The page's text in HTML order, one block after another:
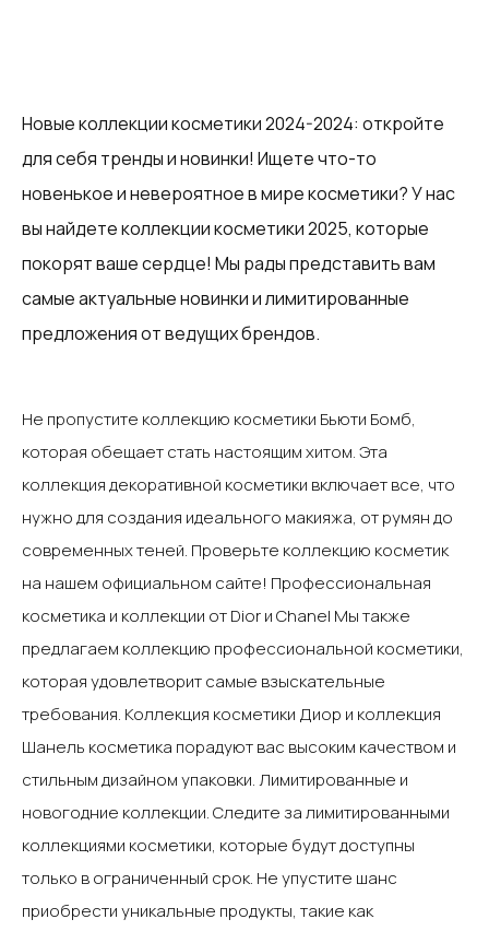
Новые коллекции косметики 2024-2024: откройте
для себя тренды и новинки!‍ Ищете что-то
новенькое и невероятное в мире косметики? У нас
вы найдете коллекции косметики 2025, которые
покорят ваше сердце! Мы рады представить вам
самые актуальные новинки и лимитированные
предложения от ведущих брендов.‍
‍Не пропустите коллекцию косметики Бьюти Бомб,
которая обещает стать настоящим хитом. Эта
коллекция декоративной косметики включает все, что
нужно для создания идеального макияжа, от румян до
современных теней. Проверьте коллекцию косметик
на нашем официальном сайте!‍ Профессиональная
косметика и коллекции от Dior и Chanel‍ Мы также
предлагаем коллекцию профессиональной косметики,
которая удовлетворит самые взыскательные
требования. Коллекция косметики Диор и коллекция
Шанель косметика порадуют вас высоким качеством и
стильным дизайном упаковки.‍ Лимитированные и
новогодние коллекции‍. Следите за лимитированными
коллекциями косметики, которые будут доступны
только в ограниченный срок. Не упустите шанс
приобрести уникальные продукты, такие как